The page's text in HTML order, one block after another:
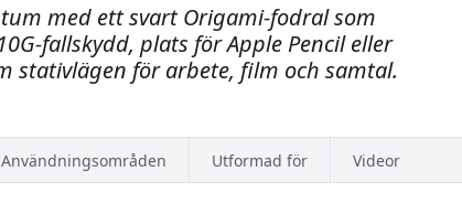
med ett svart Origami-fodral som
fallskydd, plats för Apple Pencil eller
stativlägen för arbete, film och samtal.
Användningsområden Utformad för Videor